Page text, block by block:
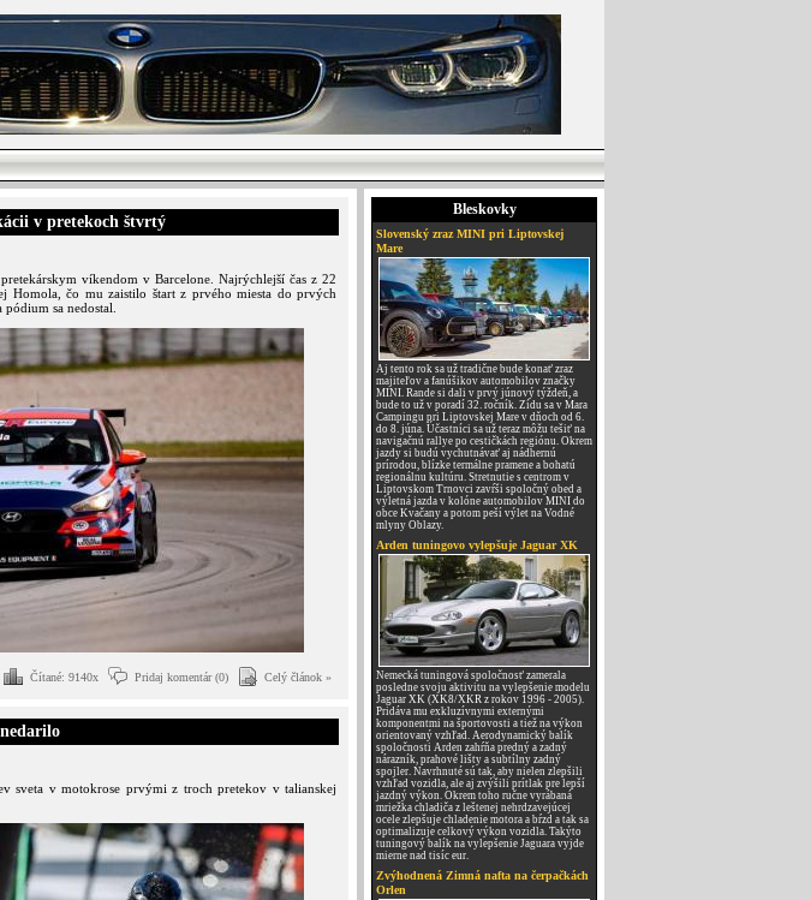
v pretekoch štvrtý
víkendom v Barcelone. Najrýchlejší čas z 22
Homola, čo mu zaistilo štart z prvého miesta do prvých
sa nedostal.
Celý článok »
Pridaj komentár (0)
Čítané: 9140x
sveta v motokrose prvými z troch pretekov v talianskej
Bleskovky
Slovenský zraz MINI pri Liptovskej
Mare
Aj tento rok sa už tradične bude konať zraz
majiteľov a fanúšikov automobilov značky
MINI. Rande si dali v prvý júnový týždeň, a
bude to už v poradí 32. ročník. Zídu sa v Mara
Campingu pri Liptovskej Mare v dňoch od 6.
do 8. júna. Účastníci sa už teraz môžu tešiť na
navigačnú rallye po cestičkách regiónu. Okrem
jazdy si budú vychutnávať aj nádhernú
prírodou, blízke termálne pramene a bohatú
regionálnu kultúru. Stretnutie s centrom v
Liptovskom Trnovci zavŕši spoločný obed a
výletná jazda v kolóne automobilov MINI do
obce Kvačany a potom peší výlet na Vodné
mlyny Oblazy.
Arden tuningovo vylepšuje Jaguar XK
Nemecká tuningová spoločnosť zamerala
posledne svoju aktivitu na vylepšenie modelu
Jaguar XK (XK8/XKR z rokov 1996 - 2005).
Pridáva mu exkluzívnymi externými
komponentmi na športovosti a tiež na výkon
orientovaný vzhľad. Aerodynamický balík
spoločnosti Arden zahŕňa predný a zadný
nárazník, prahové lišty a subtílny zadný
spojler. Navrhnuté sú tak, aby nielen zlepšili
vzhľad vozidla, ale aj zvýšili prítlak pre lepší
jazdný výkon. Okrem toho ručne vyrábaná
mriežka chladiča z leštenej nehrdzavejúcej
ocele zlepšuje chladenie motora a bŕzd a tak sa
optimalizuje celkový výkon vozidla. Takýto
tuningový balík na vylepšenie Jaguara vyjde
mierne nad tisíc eur.
Zvýhodnená Zimná nafta na čerpačkách
Orlen